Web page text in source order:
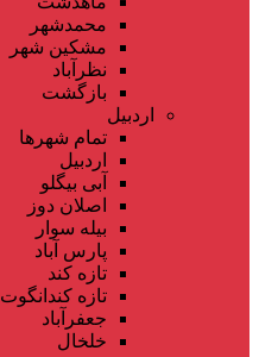
محمدشهر
مشکین شهر
نظرآباد
بازگشت
اردبیل
تمام شهر‌ها
اردبیل
آبی بیگلو
اصلان دوز
بیله سوار
پارس آباد
تازه کند
تازه کندانگوت
جعفرآباد
خلخال